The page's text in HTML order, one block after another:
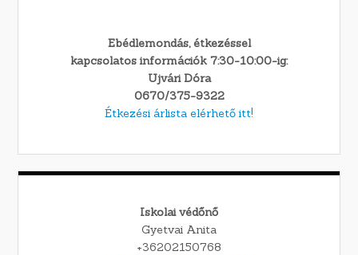
Ebédlemondás, étkezéssel
kapcsolatos információk 7:30-10:00-ig:
Ujvári Dóra
0670/375-9322
Étkezési árlista elérhető itt!
Iskolai védőnő
Gyetvai Anita
+36202150768